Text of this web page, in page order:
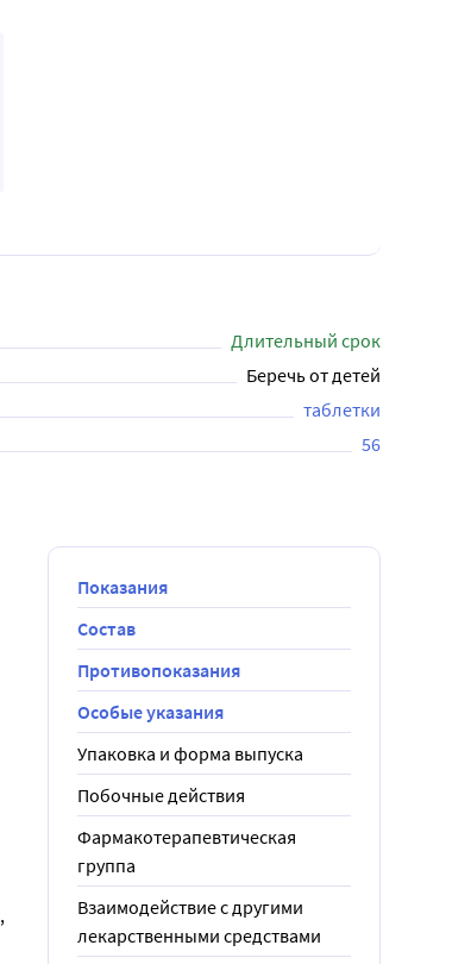
Длительный срок
Беречь от детей
таблетки
56
Показания
Состав
Противопоказания
Особые указания
Упаковка и форма выпуска
Побочные действия
Фармакотерапевтическая
группа
Взаимодействие с другими
лекарственными средствами